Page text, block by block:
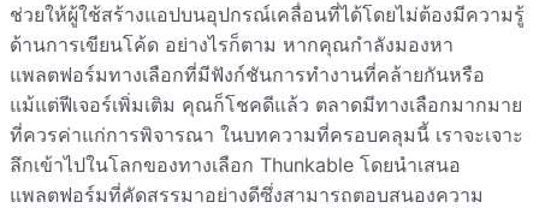
ช่วยให้ผู้ใช้สร้างแอปบนอุปกรณ์เคลื่อนที่ได้โดยไม่ต้องมีความรู้
ด้านการเขียนโค้ด อย่างไรก็ตาม หากคุณกำลังมองหา
แพลตฟอร์มทางเลือกที่มีฟังก์ชันการทำงานที่คล้ายกันหรือ
แม้แต่ฟีเจอร์เพิ่มเติม คุณก็โชคดีแล้ว ตลาดมีทางเลือกมากมาย
ที่ควรค่าแก่การพิจารณา ในบทความที่ครอบคลุมนี้ เราจะเจาะ
ลึกเข้าไปในโลกของทางเลือก Thunkable โดยนำเสนอ
แพลตฟอร์มที่คัดสรรมาอย่างดีซึ่งสามารถตอบสนองความ